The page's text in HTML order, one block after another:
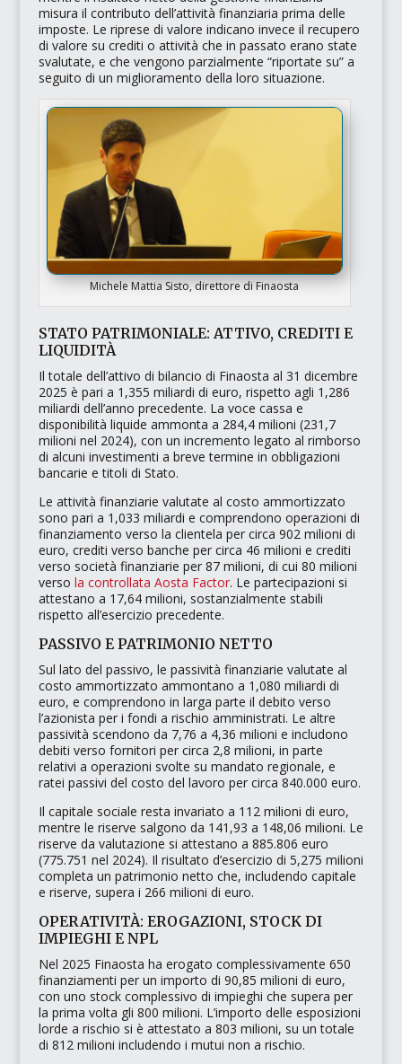
misura il contributo dell’attività finanziaria prima delle
imposte. Le riprese di valore indicano invece il recupero
di valore su crediti o attività che in passato erano state
svalutate, e che vengono parzialmente “riportate su”a
seguito di un miglioramento della loro situazione.
Michele Mattia Sisto, direttore di Finaosta
STATO PATRIMONIALE: ATTIVO, CREDITI E
LIQUIDITÀ
Il totale dell’attivo di bilancio di Finaosta al 31 dicembre
2025 è pari a 1,355 miliardi di euro, rispetto agli 1,286
miliardi dell’anno precedente. La voce cassa e
disponibilità liquide ammonta a 284,4 milioni (231,7
milioni nel 2024), con un incremento legato al rimborso
di alcuni investimenti a breve termine in obbligazioni
bancarie e titoli di Stato.
Le attività finanziarie valutate al costo ammortizzato
sono pari a 1,033 miliardi e comprendono operazioni di
finanziamento verso la clientela per circa 902 milioni di
euro, crediti verso banche per circa 46 milioni e crediti
verso società finanziarie per 87 milioni, di cui 80 milioni
verso la controllata Aosta Factor. Le partecipazioni si
attestano a 17,64 milioni, sostanzialmente stabili
rispetto all’esercizio precedente.
PASSIVO E PATRIMONIO NETTO
Sul lato del passivo, le passività finanziarie valutate al
costo ammortizzato ammontano a 1,080 miliardi di
euro, e comprendono in larga parte il debito verso
l’azionista per i fondi a rischio amministrati. Le altre
passività scendono da 7,76 a 4,36 milioni e includono
debiti verso fornitori per circa 2,8 milioni, in parte
relativi a operazioni svolte su mandato regionale, e
ratei passivi del costo del lavoro per circa 840.000 euro.
Il capitale sociale resta invariato a 112 milioni di euro,
mentre le riserve salgono da 141,93 a 148,06 milioni. Le
riserve da valutazione si attestano a 885.806 euro
(775.751 nel 2024). Il risultato d’esercizio di 5,275 milioni
completa un patrimonio netto che, includendo capitale
e riserve, supera i 266 milioni di euro.
OPERATIVITÀ: EROGAZIONI, STOCK DI
IMPIEGHI E NPL
Nel 2025 Finaosta ha erogato complessivamente 650
finanziamenti per un importo di 90,85 milioni di euro,
con uno stock complessivo di impieghi che supera per
la prima volta gli 800 milioni. L’importo delle esposizioni
lorde a rischio si è attestato a 803 milioni, su un totale
di 812 milioni includendo i mutui non a rischio.